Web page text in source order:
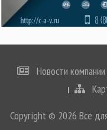
Новости компании
Copyright © 2026 Все